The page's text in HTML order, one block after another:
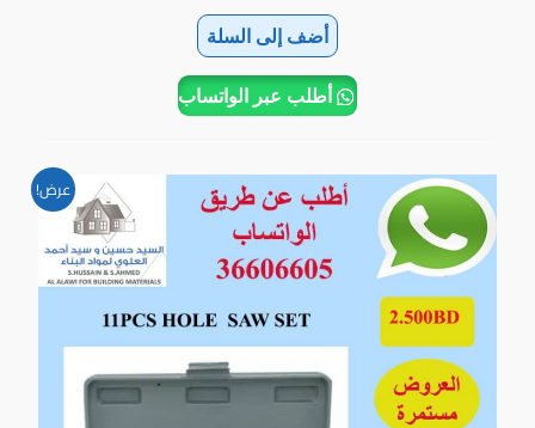
أضف إلى السلة
أطلب عبر الواتساب
عرض! السعر
الأصلي
هو:
4.500BD.
السعر
2.500BD.